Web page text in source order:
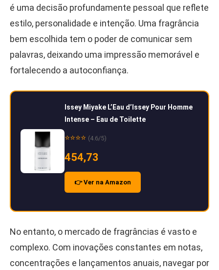
é uma decisão profundamente pessoal que reflete
estilo, personalidade e intenção. Uma fragrância
bem escolhida tem o poder de comunicar sem
palavras, deixando uma impressão memorável e
fortalecendo a autoconfiança.
Issey Miyake L’Eau d’Issey Pour Homme
Intense – Eau de Toilette
⭐⭐⭐⭐ (4.6/5)
454,73
👉 Ver na Amazon
No entanto, o mercado de fragrâncias é vasto e
complexo. Com inovações constantes em notas,
concentrações e lançamentos anuais, navegar por